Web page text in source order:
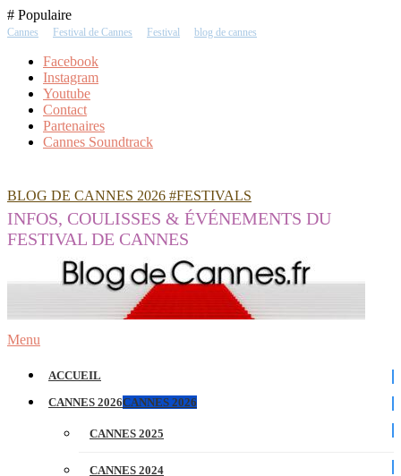
Skip
To
# Populaire
Cannes Festival de Cannes Festival blog de cannes
Facebook
Instagram
Youtube
Contact
Partenaires
Cannes Soundtrack
BLOG DE CANNES 2026 #FESTIVALS
INFOS, COULISSES & ÉVÉNEMENTS DU
FESTIVAL DE CANNES
Menu
ACCUEIL
CANNES 2026CANNES 2026
CANNES 2025
CANNES 2024